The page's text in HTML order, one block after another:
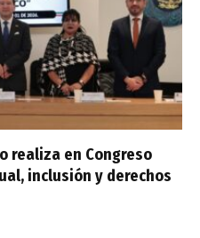
realiza en Congreso
inclusión y derechos